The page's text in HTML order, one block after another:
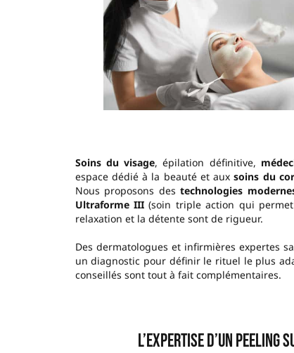
Soins du visage, épilation définitive,
espace dédié à la beauté et auxsoins du
Nous proposons destechnologies
Ultraforme III(soin triple action qui
relaxation et la détente sont de rigueur.
Des dermatologues et infirmières expertes
un diagnostic pour définir le rituel le plus
conseillés sont tout à fait complémentaires.
L’expertise d’un peeling